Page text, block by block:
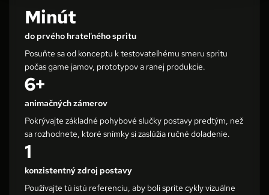
Minút
do prvého hrateľného spritu
Posuňte sa od konceptu k testovateľnému smeru spritu
počas game jamov, prototypov a ranej produkcie.
6+
animačných zámerov
Pokrývajte základné pohybové slučky postavy predtým, než
sa rozhodnete, ktoré snímky si zaslúžia ručné doladenie.
1
konzistentný zdroj postavy
Používajte tú istú referenciu, aby boli sprite cykly vizuálne